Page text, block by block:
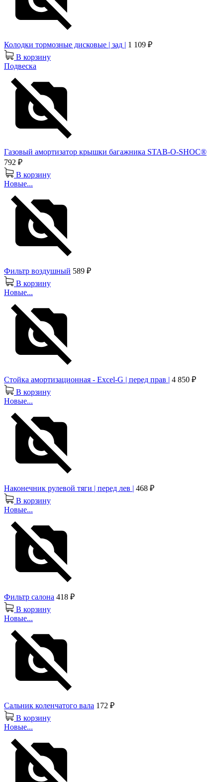
Колодки тормозные дисковые | зад | 1 109 ₽
В корзину
Подвеска
Газовый амортизатор крышки багажника STAB-O-SHOC®
792 ₽
В корзину
Новые...
Фильтр воздушный 589 ₽
В корзину
Новые...
Стойка амортизационная - Excel-G | перед прав | 4 850 ₽
В корзину
Новые...
Наконечник рулевой тяги | перед лев | 468 ₽
В корзину
Новые...
Фильтр салона 418 ₽
В корзину
Новые...
Сальник коленчатого вала 172 ₽
В корзину
Новые...